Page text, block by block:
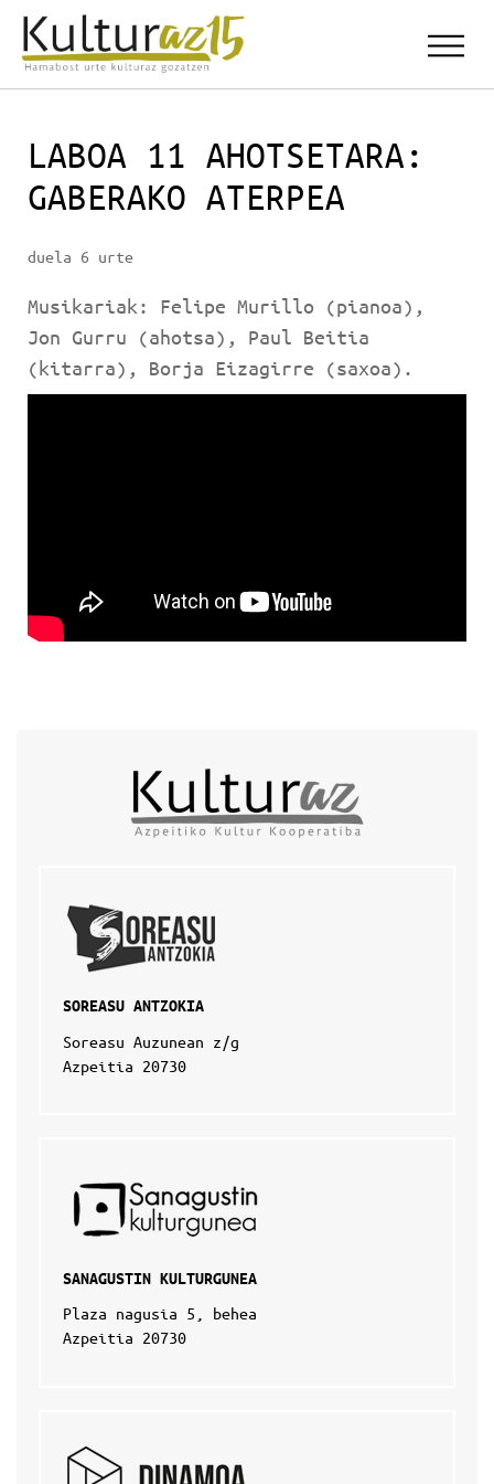
LABOA 11 AHOTSETARA:
GABERAKO ATERPEA
duela 6 urte
Musikariak: Felipe Murillo (pianoa),
Jon Gurru (ahotsa), Paul Beitia
(kitarra), Borja Eizagirre (saxoa).
SOREASU ANTZOKIA
Soreasu Auzunean z/g
Azpeitia 20730
SANAGUSTIN KULTURGUNEA
Plaza nagusia 5, behea
Azpeitia 20730